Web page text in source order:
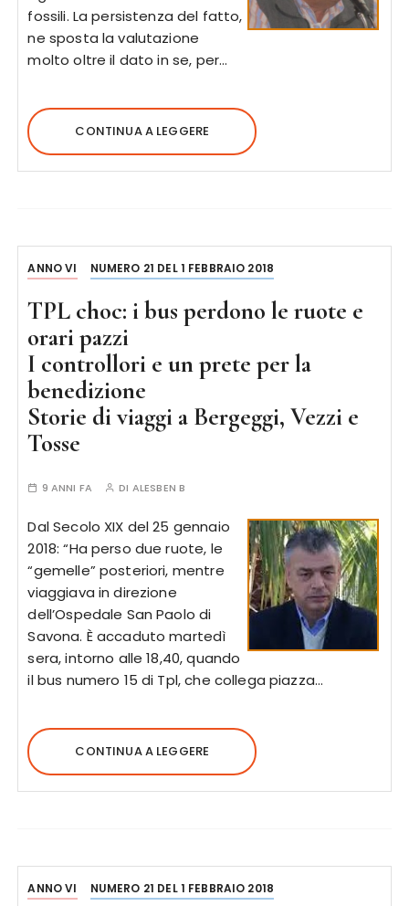
fossili. La persistenza del fatto,
ne sposta la valutazione
molto oltre il dato in se, per…
CONTINUA A LEGGERE
ANNO VI NUMERO 21 DEL 1 FEBBRAIO 2018
TPL choc: i bus perdono le ruote e
orari pazzi
I controllori e un prete per la
benedizione
Storie di viaggi a Bergeggi, Vezzi e
Tosse
9 ANNI FA DI ALESBEN B
Dal Secolo XIX del 25 gennaio
2018: “Ha perso due ruote, le
“gemelle” posteriori, mentre
viaggiava in direzione
dell’Ospedale San Paolo di
Savona. È accaduto martedì
sera, intorno alle 18,40, quando
il bus numero 15 di Tpl, che collega piazza…
CONTINUA A LEGGERE
ANNO VI NUMERO 21 DEL 1 FEBBRAIO 2018